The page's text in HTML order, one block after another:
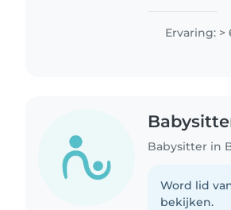
Ervaring: >
Babysitter in
Word lid
bekijken.